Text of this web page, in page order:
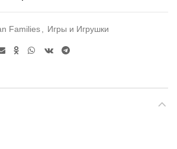
Families, Игры и Игрушки